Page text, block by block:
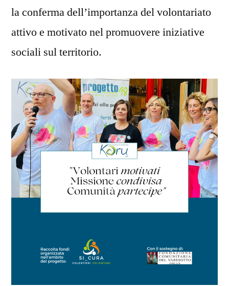
la conferma dell’importanza del volontariato
attivo e motivato nel promuovere iniziative
sociali sul territorio.